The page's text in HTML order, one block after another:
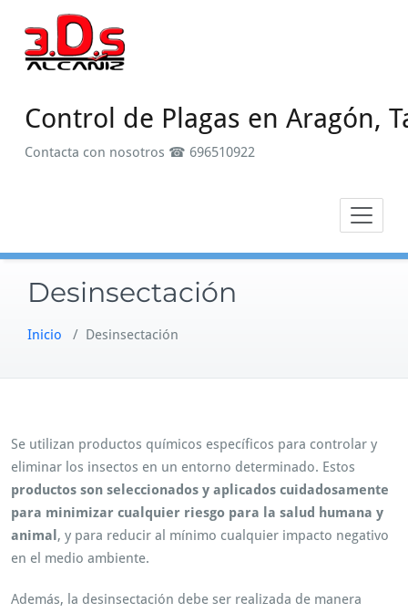
contenido
Control de Plagas en Aragón,
Contacta con nosotros ☎ 696510922
Desinsectación
Inicio / Desinsectación
Se utilizan productos químicos específicos para controlar y
eliminar los insectos en un entorno determinado. Estos
productos son seleccionados y aplicados cuidadosamente
para minimizar cualquier riesgo para la salud humana y
animal , y para reducir al mínimo cualquier impacto negativo
en el medio ambiente.
Además, la desinsectación debe ser realizada de manera